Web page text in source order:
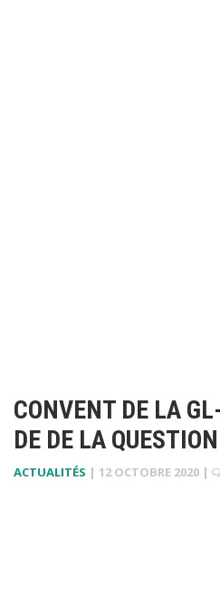
CONVENT DE LA
DE DE LA
ACTUALITÉS | 12 OCTOBRE 2020 |